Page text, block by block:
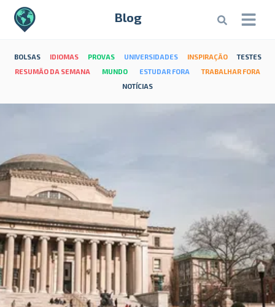
Blog
BOLSAS IDIOMAS PROVAS UNIVERSIDADES INSPIRAÇÃO
TESTES
RESUMÃO DA SEMANA
MUNDO ESTUDAR FORA
TRABALHAR FORA
NOTÍCIAS